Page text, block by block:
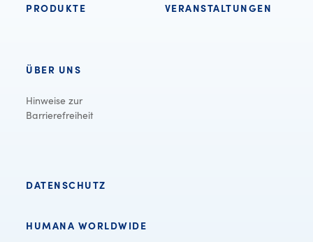
PRODUKTE VERANSTALTUNGEN
ÜBER UNS
Hinweise zur
Barrierefreiheit
DATENSCHUTZ
HUMANA WORLDWIDE